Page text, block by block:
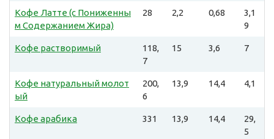
Кофе Латте (с Пониженны
м Содержанием Жира)
28 2,2 0,68
3,1
9
Кофе растворимый
118,
7
15 3,6 7
Кофе натуральный молот
ый
200,
6
13,9 14,4 4,1
Кофе арабика 331 13,9 14,4
29,
5